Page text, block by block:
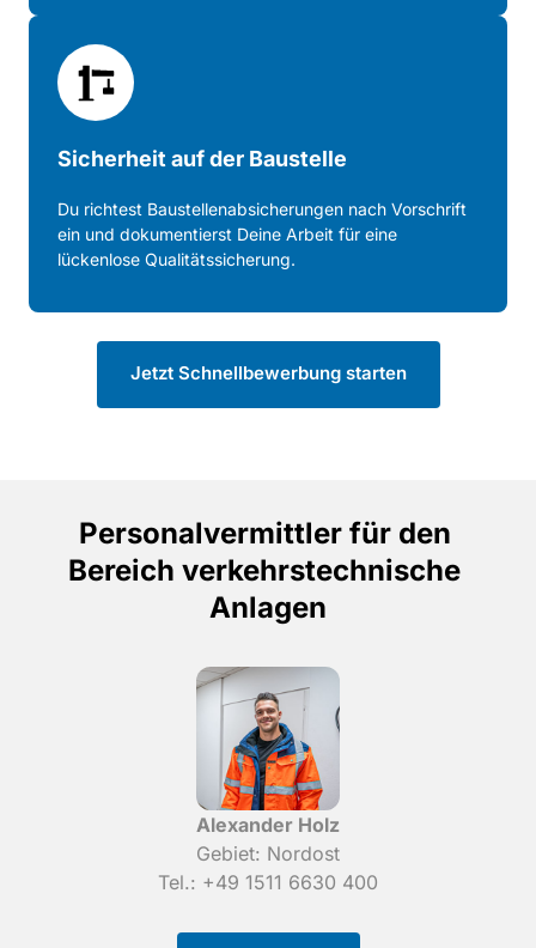
Sicherheit auf der Baustelle
Du richtest Baustellenabsicherungen nach
ein und dokumentierst Deine Arbeit für
lückenlose Qualitätssicherung.
Jetzt Schnellbewerbung starten
Personalvermittler für
Bereich
Anlagen
Gebiet: Nordost
Tel.: +49 1511 6630 400